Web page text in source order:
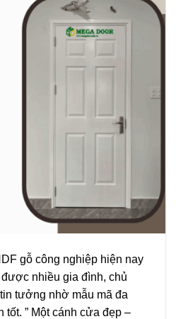
gỗ công nghiệp hiện nay
nhiều gia đình, chủ
tưởng nhờ mẫu mã đa
tốt. ” Một cánh cửa đẹp –